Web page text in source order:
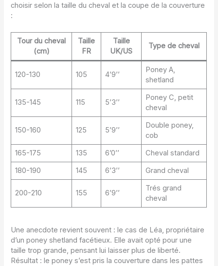
choisir selon la taille du cheval et la coupe de la couverture
:
Tour du cheval
(cm)
Taille
FR
Taille
UK/US
Type de cheval
120-130 105 4’9’’
Poney A,
shetland
135-145 115 5’3’’
Poney C, petit
cheval
150-160 125 5’9’’
Double poney,
cob
165-175
135 6’0’’
Cheval standard
180-190
145 6’3’’ Grand cheval
200-210 155 6’9’’
Trés grand
cheval
Une anecdote revient souvent : le cas de Léa, propriétaire
d’un poney shetland facétieux. Elle avait opté pour une
taille trop grande, pensant lui laisser plus de liberté.
Résultat : le poney s’est pris la couverture dans les pattes